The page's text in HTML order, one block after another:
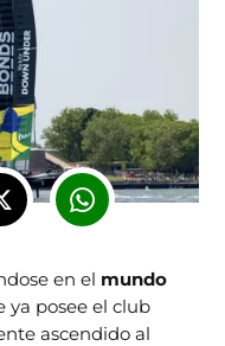
en el mundo
ya posee el club
ascendido al